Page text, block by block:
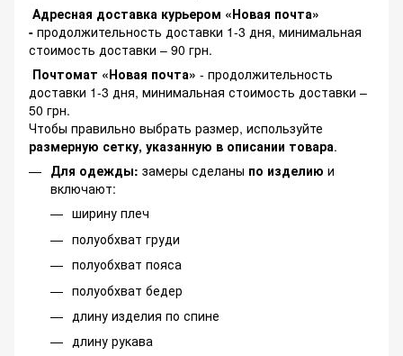
Адресная доставка курьером «Новая почта»
- продолжительность доставки 1-3 дня, минимальная
стоимость доставки – 90 грн.
Почтомат «Новая почта» - продолжительность
доставки 1-3 дня, минимальная стоимость доставки –
50 грн.
Чтобы правильно выбрать размер, используйте
размерную сетку, указанную в описании товара.
Для одежды: замеры сделаны по изделию и
включают:
ширину плеч
полуобхват груди
полуобхват пояса
полуобхват бедер
длину изделия по спине
длину рукава